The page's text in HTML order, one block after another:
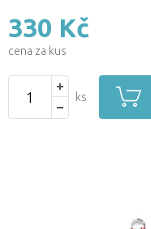
330 Kč
cena za kus
ks